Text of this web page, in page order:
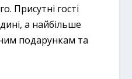
Присутні гості
а найбільше
подарункам та